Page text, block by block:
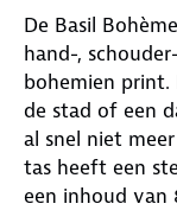
De Basil
hand-,
bohemien
de stad of een
al snel niet
tas heeft een
een inhoud van